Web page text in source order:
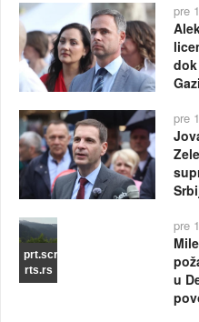
pre
pre
prt.scr
rts.rs
pre
u